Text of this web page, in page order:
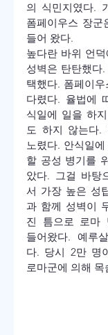
의 식민지였다.
폼페이우스 장군
들어 왔다.
높다란 바위 언
성벽은 탄탄했다
택했다. 폼페이
다렸다. 율법에
식일에 일을 하
도 하지 않는다.
노렸다. 안식일
할 공성 병기를
았다. 그걸 바탕
서 가장 높은 성
과 함께 성벽이
진 틈으로 로마
들어왔다. 예루
다. 당시 2만 명
로마군에 의해 목